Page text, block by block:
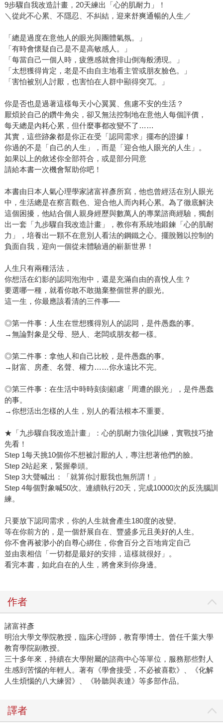
9步驟自我改造計畫，20天練出「心的肌耐力」！
＼從此不心累、不隱忍、不糾結，迎來舒爽通暢的人生／
「總是過度在意他人的眼光與團體氣氛。」
「有時會懷疑自己是不是高敏感人。」
「每當自己一個人時，疲憊感就會排山倒海般湧現。」
「太想獲得肯定，老是不由自主地看主管或朋友臉色。」
「害怕被別人討厭，也害怕在人群中顯得突兀。」
你是否也是過著這樣每天小心翼翼、焦慮不安的生活？
厭煩於自己的鑽牛角尖，卻又無法控制地在意他人每個評價，
每天總是內耗心累，但什麼事都改變不了……
其實，這些跡象都是你正在受「認同需求」擺布的證據！
你過的不是「自己的人生」，而是「迎合他人眼光的人生」。
如果以上的敘述你全部符合，或是部分同意
請給本書一次機會幫助你吧！
本書由日本人氣心理學家諸富祥彥所寫，他也曾經活在別人眼光
中，生活總是在察言觀色、迎合他人而內耗心累。為了徹底解決
這個困擾，他結合個人親身經歷與數萬人的專業諮商經驗，獨創
出一套「九步驟自我改造計畫」，教你有系統地鍛鍊「心的肌耐
力」，培養出一顆不在意別人看法的鋼鐵之心。擺脫難以控制的
負面自我，迎向一個從未體驗過的嶄新世界！
人生只有兩種活法，
你想活在幻影的認同泡泡中，還是充滿自由的喜悅人生？
要選哪一種，就看你敢不敢拋棄整個世界的眼光。
這一生，你最應該看清的三件事──
◎第一件事：人生在世想獲得別人的認同，是件愚蠢的事。
→無論對象是父母、戀人、老闆或朋友都一樣。
◎第二件事：拿他人和自己比較，是件愚蠢的事。
→財富、房產、名聲、權力……你永遠比不完。
◎第三件事：在生活中時時刻刻顧慮「周遭的眼光」，是件愚蠢
的事。
→你想活出怎樣的人生，別人的看法根本不重要。
★「九步驟自我改造計畫」：心的肌耐力強化訓練，實戰技巧搶
先看！
Step 1每天挑10個你不想被討厭的人，專注想著他們的臉。
Step 2站起來，緊握拳頭。
Step 3大聲喊出：「就算你討厭我也無所謂！」
Step 4每個對象喊50次。連續執行20天，完成10000次的反洗腦訓
練。
只要放下認同需求，你的人生就會產生180度的改變。
等在你前方的，是一個舒展自在、豐盛多元且美好的人生。
你不會再被渺小的自尊心綁住，你會百分之百地肯定自己
並由衷相信「一切都是最好的安排，這樣就很好」。
看完本書，如此自在的人生，將會來到你身邊。
作者
諸富祥彥
明治大學文學院教授，臨床心理師，教育學博士。曾任千葉大學
教育學院副教授。
三十多年來，持續在大學附屬的諮商中心等單位，服務那些對人
生感到苦惱的年輕人。著有《學會接受，不必被喜歡》、《化解
人生煩惱的八大練習》、《聆聽與表達》等多部作品。
譯者